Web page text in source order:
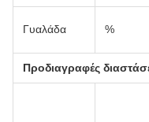
Γυαλάδα %
Προδιαγραφές